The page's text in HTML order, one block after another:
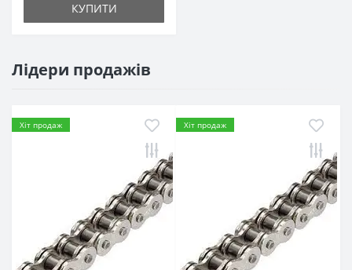
КУПИТИ
Лідери продажів
Хіт продаж Хіт продаж